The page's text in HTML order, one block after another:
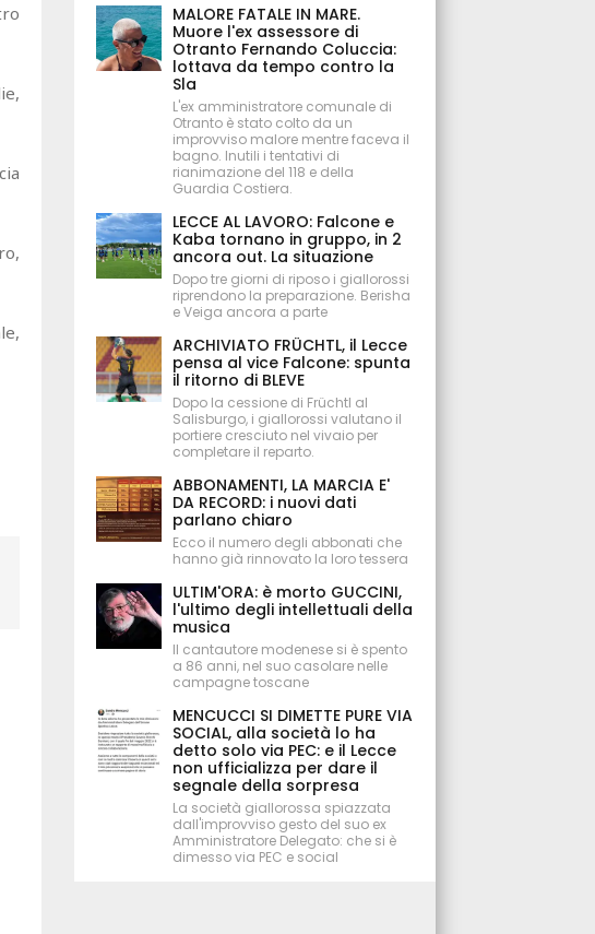
MALORE FATALE IN MARE.
Muore l'ex assessore di
Otranto Fernando Coluccia:
lottava da tempo contro la
Sla
L'ex amministratore comunale di
Otranto è stato colto da un
improvviso malore mentre faceva il
bagno. Inutili i tentativi di
rianimazione del 118 e della
Guardia Costiera.
LECCE AL LAVORO: Falcone e
Kaba tornano in gruppo, in 2
ancora out. La situazione
Dopo tre giorni di riposo i giallorossi
riprendono la preparazione. Berisha
e Veiga ancora a parte
ARCHIVIATO FRÜCHTL, il Lecce
pensa al vice Falcone: spunta
il ritorno di BLEVE
Dopo la cessione di Früchtl al
Salisburgo, i giallorossi valutano il
portiere cresciuto nel vivaio per
completare il reparto.
ABBONAMENTI, LA MARCIA E'
DA RECORD: i nuovi dati
parlano chiaro
Ecco il numero degli abbonati che
hanno già rinnovato la loro tessera
ULTIM'ORA: è morto GUCCINI,
l'ultimo degli intellettuali della
musica
Il cantautore modenese si è spento
a 86 anni, nel suo casolare nelle
campagne toscane
MENCUCCI SI DIMETTE PURE VIA
SOCIAL, alla società lo ha
detto solo via PEC: e il Lecce
non ufficializza per dare il
segnale della sorpresa
La società giallorossa spiazzata
dall'improvviso gesto del suo ex
Amministratore Delegato: che si è
dimesso via PEC e social